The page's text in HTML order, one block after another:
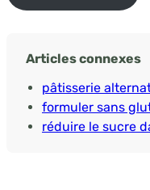
Articles connexes
pâtisserie
formuler sans
réduire le sucre